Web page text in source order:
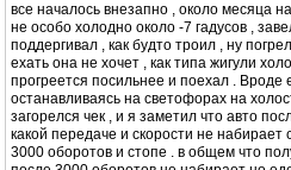
все началось внезапно , около месяца
не особо холодно около -7 гадусов ,
поддергивал , как будто троил , ну
ехать она не хочет , как типа жигули
прогреется посильнее и поехал . Вроде
останавливаясь на светофорах на
загорелся чек , и я заметил что авто
какой передаче и скорости не набирает
3000 оборотов и стопе . в общем что